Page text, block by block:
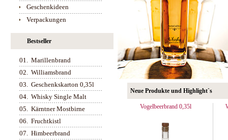
Geschenkideen
Verpackungen
Bestseller
01. Marillenbrand
02. Williamsbrand
03. Geschenkskarton 0,35l
04. Whisky Single Malt
05. Kärntner Mostbirne
06. Fruchtkistl
07. Himbeerbrand
Neue Produkte und Highlight`s
Vogelbeerbrand 0,35l